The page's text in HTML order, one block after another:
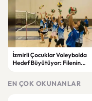
İzmirli Çocuklar Voleybolda
Hedef Büyütüyor: Filenin
EN ÇOK OKUNANLAR